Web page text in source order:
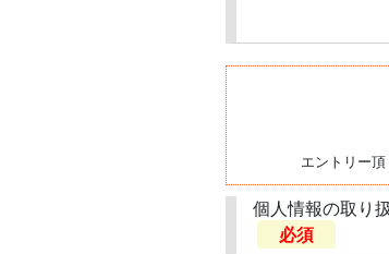
エントリー
個人情報の取り
必須